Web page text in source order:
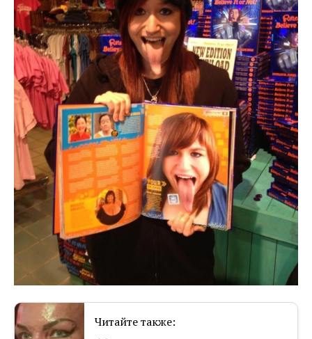
Читайте также: